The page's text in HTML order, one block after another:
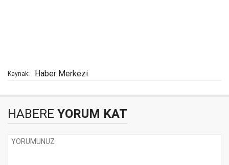
Kaynak: Haber Merkezi
HABERE YORUM KAT